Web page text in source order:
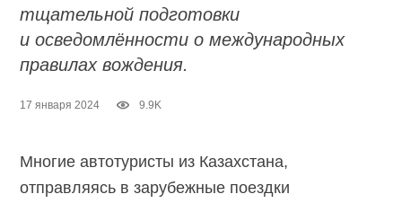
тщательной подготовки
и осведомлённости о международных
правилах вождения.
17 января 2024 9.9K
Многие автотуристы из Казахстана,
отправляясь в зарубежные поездки